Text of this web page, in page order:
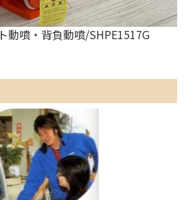
動噴・背負動噴/SHPE1517G